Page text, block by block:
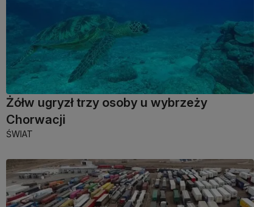
Żółw ugryzł trzy osoby u wybrzeży
Chorwacji
ŚWIAT